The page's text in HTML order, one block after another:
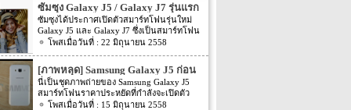
ซัมซุง Galaxy J5 / Galaxy J7 รุ่นแรก
ที่มีไฟแฟลชด้านหน้า
ซัมซุงได้ประกาศเปิดตัวสมาร์ทโฟนรุ่นใหม่
Galaxy J5 และ Galaxy J7 ซึ่งเป็นสมาร์ทโฟน
รุ่นแรกของซัมซุงที่มีไฟ LED แฟลช ด้านหน้า
สัปดาห์ที่ผ่านมา แต่ยังไม่ชัดเจนว่าจะวาง
จำหน่ายทั่วโลกเมื่อใด
22 มิถุนายน 2558
[ภาพหลุด] Samsung Galaxy J5 ก่อน
เปิดตัว
นี่เป็นชุดภาพถ่ายของ Samsung Galaxy J5
สมาร์ทโฟนราคาประหยัดที่กำลังจะเปิดตัว
เร็วๆ นี้ ที่ยังไม่ได้รับการประกาศออกมาอย่าง
15 มิถุนายน 2558